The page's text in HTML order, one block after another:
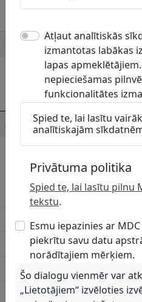
Mājaslapa
http://
Komunikāciju
Telefons
Arnita Pugača
None
grupas
Elektrotīkli (Ielu
Lietusūdens kanalizācija
Sadzīves kanalizācija
Siltumtīkli
Ūdensvads
Atļaut analītiskās
izmantotas labākas
lapas
nepieciešamas
funkcionalitātes
Spied te, lai lasītu
analītiskajām
Privātuma politika
Spied te, lai lasītu pilnu
tekstu.
Esmu iepazinies ar
piekrītu savu datu
norādītajiem mērķiem.
Šo dialogu vienmēr var
„Lietotājiem“ izvēloties